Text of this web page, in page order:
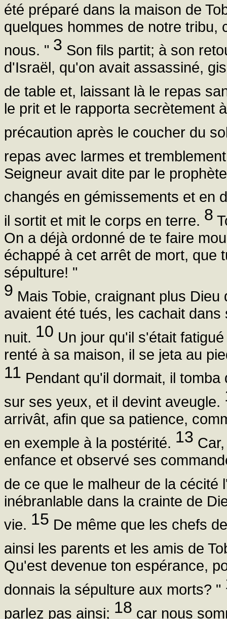
été préparé dans la maison de
quelques hommes de notre tribu,
nous. " 3 Son fils partit; à son
d'Israël, qu'on avait assassiné,
de table et, laissant là le repas
le prit et le rapporta secrètement
précaution après le coucher du
repas avec larmes et
Seigneur avait dite par le
changés en gémissements et en
il sortit et mit le corps en terre. 8
On a déjà ordonné de te faire
échappé à cet arrêt de mort, que
sépulture! "
9 Mais Tobie, craignant plus
avaient été tués, les cachait
nuit. 10 Un jour qu'il s'était
renté à sa maison, il se jeta au
11 Pendant qu'il dormait, il
sur ses yeux, et il devint aveugle.
arrivât, afin que sa patience,
en exemple à la postérité. 13
enfance et observé ses
de ce que le malheur de la cécité
inébranlable dans la crainte de
vie. 15 De même que les chefs
ainsi les parents et les amis de
Qu'est devenue ton espérance,
donnais la sépulture aux morts? "
parlez pas ainsi; 18 car nous